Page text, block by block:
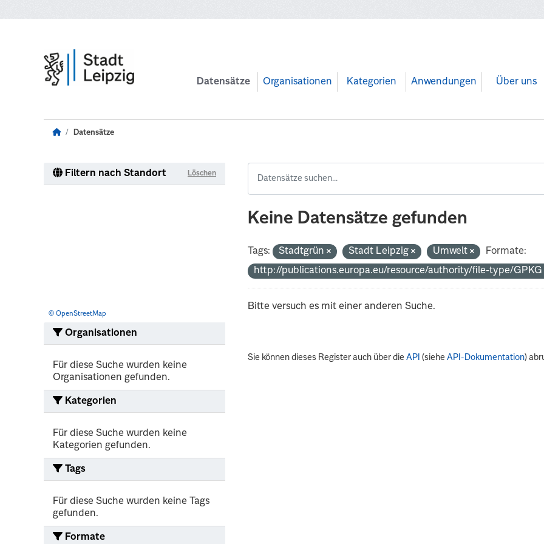
Datensätze Organisationen Kategorien Anwendungen Über uns
Datensätze
Filtern nach Standort Löschen
© OpenStreetMap
Organisationen
Für diese Suche wurden keine
Organisationen gefunden.
Kategorien
Für diese Suche wurden keine
Kategorien gefunden.
Tags
Für diese Suche wurden keine Tags
gefunden.
Formate
Keine Datensätze gefunden
Tags: Stadtgrün Stadt Leipzig Umwelt
Formate:
http://publications.europa.eu/resource/authority/file-type/
Bitte versuch es mit einer anderen Suche.
Sie können dieses Register auch über dieAPI (sieheAPI-Dokumentation)